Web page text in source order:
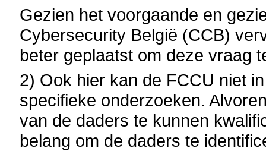
Gezien het voorgaande en
Cybersecurity België (CCB)
beter geplaatst om deze vraag
2) Ook hier kan de FCCU niet
specifieke onderzoeken.
van de daders te kunnen
belang om de daders te